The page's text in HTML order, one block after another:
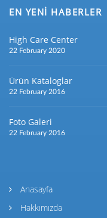
EN YENİ HABERLER
High Care Center
22 February 2020
Ürün Kataloglar
22 February 2016
Foto Galeri
22 February 2016
Anasayfa
Hakkımızda